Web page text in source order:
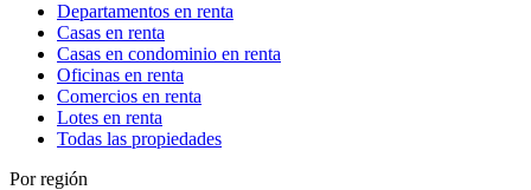
Departamentos en renta
Casas en renta
Casas en condominio en renta
Oficinas en renta
Comercios en renta
Lotes en renta
Todas las propiedades
Por región